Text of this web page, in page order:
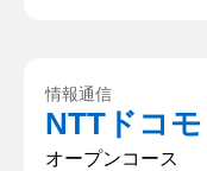
堀質問回答】 幹部
ことです。判断が
うに、どん...
情報通信
NTTドコモ
オープンコース